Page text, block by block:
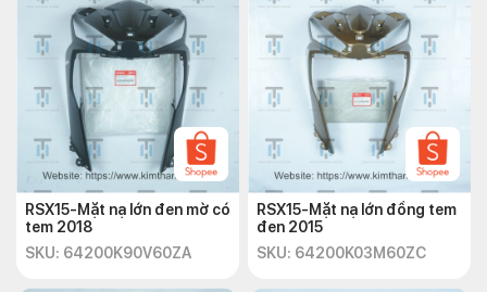
RSX15-Mặt nạ lớn đen mờ có
tem 2018
SKU: 64200K90V60ZA
RSX15-Mặt nạ lớn đồng tem
đen 2015
SKU: 64200K03M60ZC